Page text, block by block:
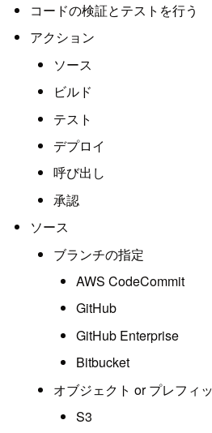
コードの検証とテストを行う
アクション
ソース
ビルド
テスト
デプロイ
呼び出し
承認
ソース
ブランチの指定
AWS CodeCommit
GitHub
GitHub Enterprise
Bitbucket
オブジェクト or プレフィ
S3